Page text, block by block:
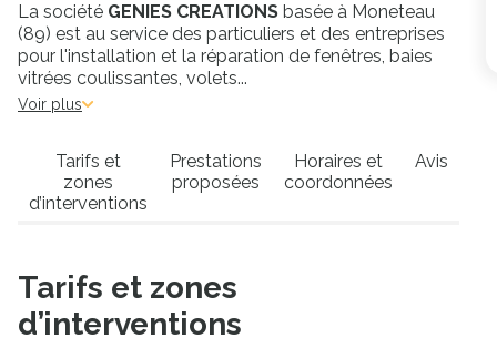
La société GENIES CREATIONS basée à Moneteau
(89) est au service des particuliers et des entreprises
pour l'installation et la réparation de fenêtres, baies
vitrées coulissantes, volets...
Voir plus
Tarifs et
zones
d’interventions
Prestations
proposées
Horaires et
coordonnées
Avis
Tarifs et zones
d’interventions